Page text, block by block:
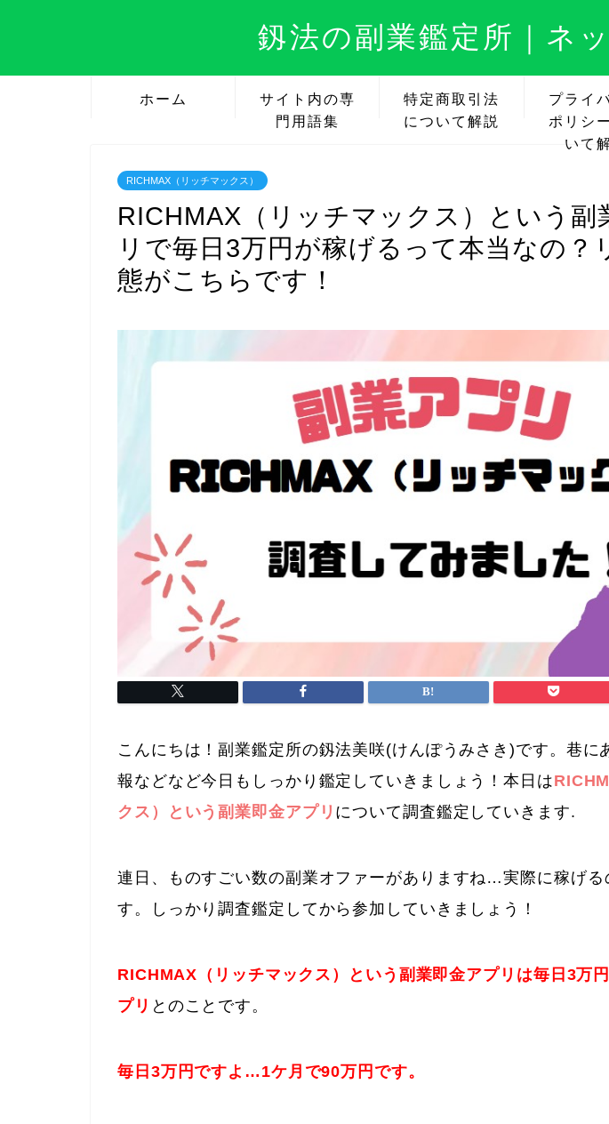
釼法の副業鑑定所｜ネ
ホーム
サイト内の専
門用語集
特定商取引法
について解説
プライ
ポリシ
いて
RICHMAX（リッチマックス）
RICHMAX（リッチマックス）という副
リで毎日3万円が稼げるって本当なの？
態がこちらです！
こんにちは！副業鑑定所の釼法美咲(けんぽうみさき)です。巷に
報などなど今日もしっかり鑑定していきましょう！本日は
クス）という副業即金アプリ について調査鑑定していきます.
連日、ものすごい数の副業オファーがありますね…実際に稼げる
す。しっかり調査鑑定してから参加していきましょう！
RICHMAX（リッチマックス）という副業即金アプリは毎日3万
プリ とのことです。
毎日3万円ですよ…1ケ月で90万円です。